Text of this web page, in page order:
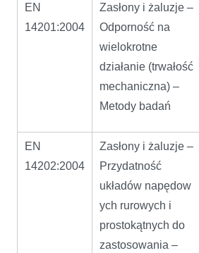
EN
14201:2004
Zasłony i żaluzje –
Odporność na
wielokrotne
działanie (trwałość
mechaniczna) –
Metody badań
EN
14202:2004
Zasłony i żaluzje –
Przydatność
układów napędow
ych rurowych i
prostokątnych do
zastosowania –